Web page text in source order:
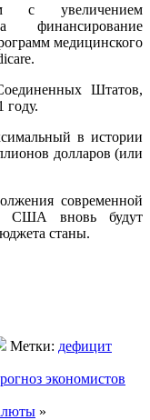
с увеличением
финансирование
медицинского
Штатов,
году.
в истории
долларов (или
современной
США вновь будут
станы.
Метки: дефицит
экономистов
»